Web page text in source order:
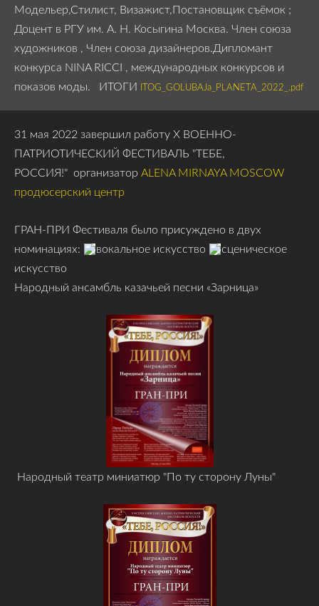
Модельер,Стилист, Визажист,Постановщик съёмок ;
Доцент в РГУ им. А. Н. Косыгина Москва. Член союза
художников , Член союза дизайнеров.Дипломант
конкурса NINA RICCI , международных конкурсов и
показов моды. ИТОГИ ITOG_GOLUBAJa_PLANETA_2022_.pdf
31 мая 2022 завершил работу Х ВОЕННО-
ПАТРИОТИЧЕСКИЙ ФЕСТИВАЛЬ "ТЕБЕ,
РОССИЯ!" организатор ALENA MIRNAYA MOSCOW
продюсерский центр
ГРАН-ПРИ Фестиваля было присуждено в двух
номинациях:
вокальное искусство
сценическое
искусство
Народный ансамбль казачьей песни «Зарница»
Народный театр миниатюр "По ту сторону Луны"